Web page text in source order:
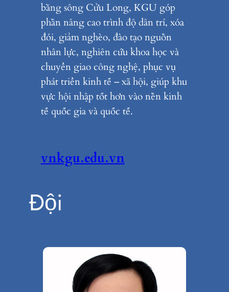
bằng sông Cửu Long, KGU góp
phần nâng cao trình độ dân trí, xóa
đói, giảm nghèo, đào tạo nguồn
nhân lực, nghiên cứu khoa học và
chuyển giao công nghệ, phục vụ
phát triển kinh tế – xã hội, giúp khu
vực hội nhập tốt hơn vào nền kinh
tế quốc gia và quốc tế.
vnkgu.edu.vn
Đội